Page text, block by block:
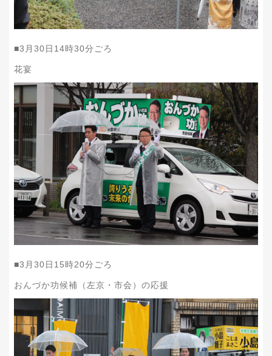
■3 月 30日 14時30分ごろ
花宴
■3 月 30日 15時20分ごろ
おんづか功候補（左京・市会）の応援